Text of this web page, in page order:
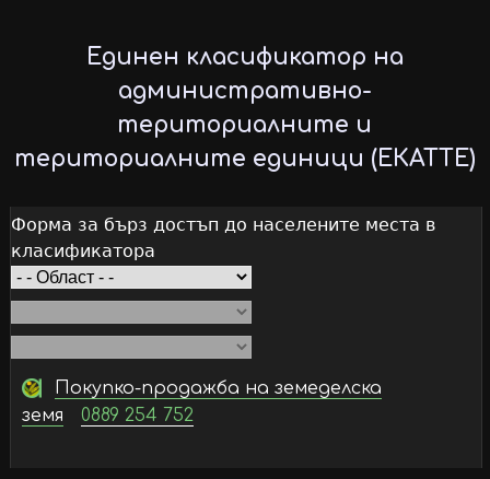
to
main
content
Единен класификатор на
административно-
териториалните и
териториалните единици (ЕКАТТЕ)
Форма за бърз достъп до населените места в
класификатора
Покупко-продажба на земеделска
земя
0889 254 752